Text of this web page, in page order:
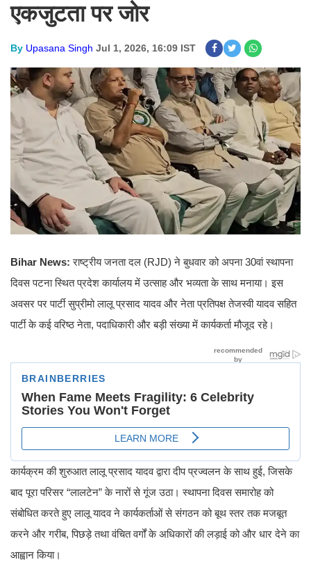
एकजुटता पर जोर
By Upasana Singh Jul 1, 2026, 16:09 IST
Bihar News:राष्ट्रीय जनता दल (RJD) ने बुधवार को अपना 30वां स्थापना
दिवस पटना स्थित प्रदेश कार्यालय में उत्साह और भव्यता के साथ मनाया। इस
अवसर पर पार्टी सुप्रीमो लालू प्रसाद यादव और नेता प्रतिपक्ष तेजस्वी यादव सहित
पार्टी के कई वरिष्ठ नेता, पदाधिकारी और बड़ी संख्या में कार्यकर्ता मौजूद रहे।
कार्यक्रम की शुरुआत लालू प्रसाद यादव द्वारा दीप प्रज्वलन के साथ हुई, जिसके
बाद पूरा परिसर “लालटेन” के नारों से गूंज उठा। स्थापना दिवस समारोह को
संबोधित करते हुए लालू यादव ने कार्यकर्ताओं से संगठन को बूथ स्तर तक मजबूत
करने और गरीब, पिछड़े तथा वंचित वर्गों के अधिकारों की लड़ाई को और धार देने का
आह्वान किया।